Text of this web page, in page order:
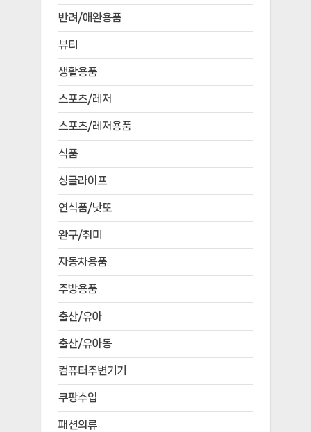
반려/애완용품
뷰티
생활용품
스포츠/레저
스포츠/레저용품
식품
싱글라이프
연식품/낫또
완구/취미
자동차용품
주방용품
출산/유아
출산/유아동
컴퓨터주변기기
쿠팡수입
패션의류